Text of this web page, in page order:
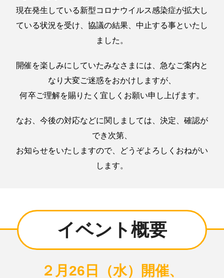
現在発生している新型コロナウイルス感染症が拡大し
ている状況を受け、協議の結果、中止する事といたし
ました。
開催を楽しみにしていたみなさまには、急なご案内と
なり大変ご迷惑をおかけしますが、
何卒ご理解を賜りたく宜しくお願い申し上げます。
なお、今後の対応などに関しましては、決定、確認が
でき次第、
お知らせをいたしますので、どうぞよろしくおねがい
します。
イベント概要
２月26日（水）開催、